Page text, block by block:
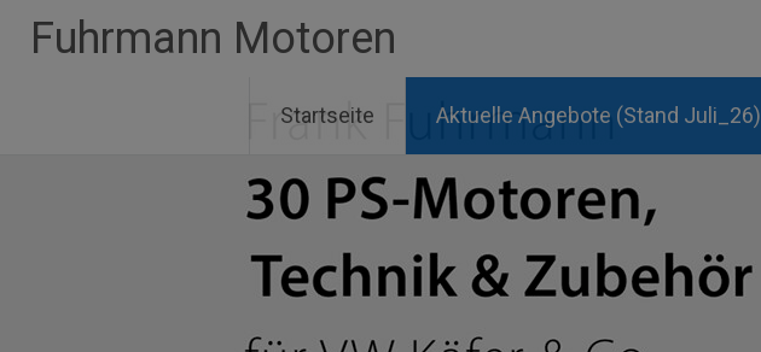
InhaltFuhrmann Motoren
Startseite Aktuelle Angebote (Stand Juli_26)